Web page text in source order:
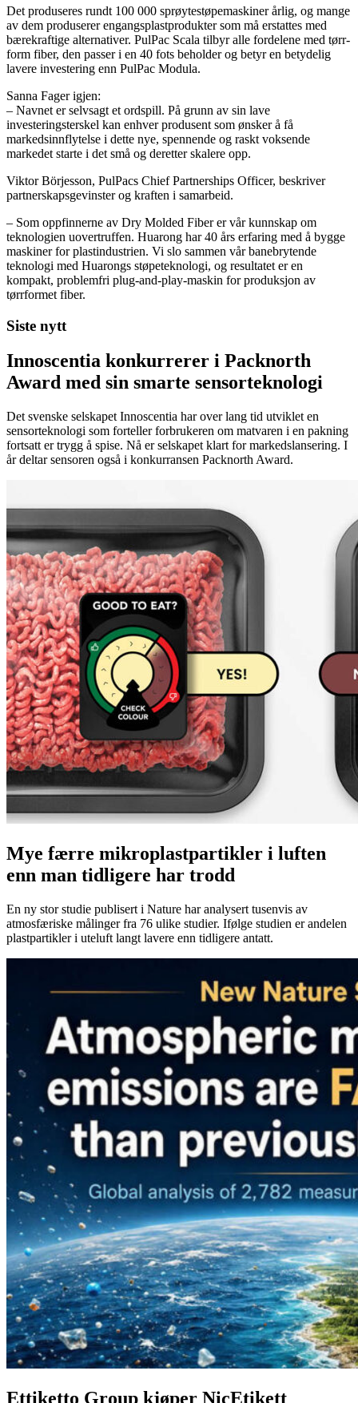
Det produseres rundt 100 000 sprøytestøpemaskiner årlig, og mange
av dem produserer engangsplastprodukter som må erstattes med
bærekraftige alternativer. PulPac Scala tilbyr alle fordelene med tørr-
form fiber, den passer i en 40 fots beholder og betyr en betydelig
lavere investering enn PulPac Modula.
Sanna Fager igjen:
– Navnet er selvsagt et ordspill. På grunn av sin lave
investeringsterskel kan enhver produsent som ønsker å få
markedsinnflytelse i dette nye, spennende og raskt voksende
markedet starte i det små og deretter skalere opp.
Viktor Börjesson, PulPacs Chief Partnerships Officer, beskriver
partnerskapsgevinster og kraften i samarbeid.
– Som oppfinnerne av Dry Molded Fiber er vår kunnskap om
teknologien uovertruffen. Huarong har 40 års erfaring med å bygge
maskiner for plastindustrien. Vi slo sammen vår banebrytende
teknologi med Huarongs støpeteknologi, og resultatet er en
kompakt, problemfri plug-and-play-maskin for produksjon av
tørrformet fiber.
Siste nytt
Innoscentia konkurrerer i Packnorth
Award med sin smarte sensorteknologi
Det svenske selskapet Innoscentia har over lang tid utviklet en
sensorteknologi som forteller forbrukeren om matvaren i en pakning
fortsatt er trygg å spise. Nå er selskapet klart for markedslansering. I
år deltar sensoren også i konkurransen Packnorth Award.
Mye færre mikroplastpartikler i luften
enn man tidligere har trodd
En ny stor studie publisert i Nature har analysert tusenvis av
atmosfæriske målinger fra 76 ulike studier. Ifølge studien er andelen
plastpartikler i uteluft langt lavere enn tidligere antatt.
Ettiketto Group kjøper NicEtikett